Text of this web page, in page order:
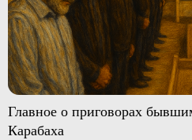
Главное о приговорах
Карабаха